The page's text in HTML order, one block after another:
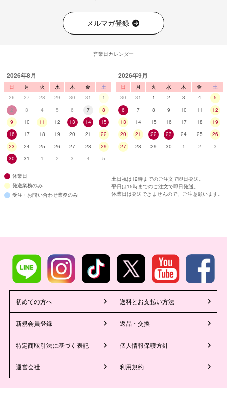
メルマガ登録
営業日カレンダー
2026年8月
日 月 火 水 木 金
土
26
27 28 29 30 31
1
2
3 4 5 6 7
8
9
10 11 12 13 14
15
16
17 18 19 20 21
22
23
24 25 26 27 28
29
30
31 1 2 3 4 5
2026年9月
日 月 火 水 木 金
土
30
31 1 2 3 4
5
6
7 8 9 10 11
12
13
14 15 16 17 18
19
20
21 22 23 24 25
26
27
28 29 30 1 2 3
休業日
発送業務のみ
受注・お問い合わせ業務のみ
土日祝は12時までのご注文で即日発送。
平日は15時までのご注文で即日発送。
休業日は発送できませんので、ご注意願います。
初めての方へ 送料とお支払い方法
新規会員登録 返品・交換
特定商取引法に基づく表記 個人情報保護方針
運営会社 利用規約